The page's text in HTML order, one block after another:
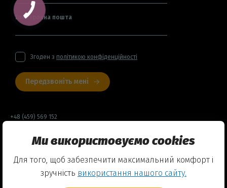
Електронна пошта
Згоден з політикою конфіденційності
Передзвоніть мені
+48 (459) 569 152
Договір оферти
Політика конфіденційності
Ми використовуємо cookies
Для того, щоб забезпечити максимальний комфорт і
зручність використання нашого сайту.